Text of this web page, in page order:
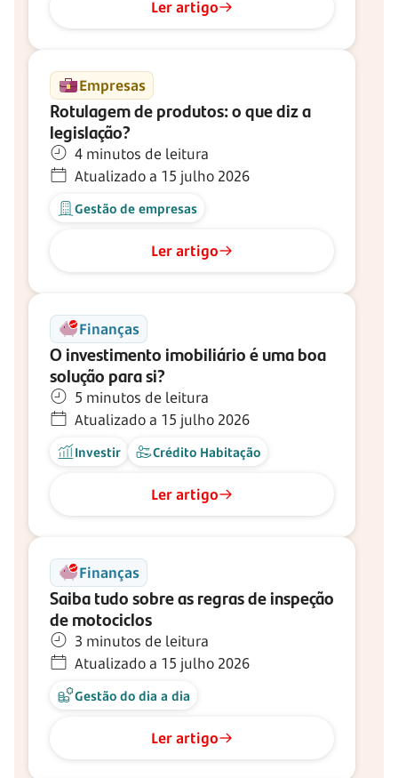
Ler artigo
Empresas
Rotulagem de produtos: o que diz a
legislação?
4 minutos de leitura
Atualizado a 15 julho 2026
Gestão de empresas
Ler artigo
Finanças
O investimento imobiliário é uma boa
solução para si?
5 minutos de leitura
Atualizado a 15 julho 2026
Investir Crédito Habitação
Ler artigo
Finanças
Saiba tudo sobre as regras de inspeção
de motociclos
3 minutos de leitura
Atualizado a 15 julho 2026
Gestão do dia a dia
Ler artigo